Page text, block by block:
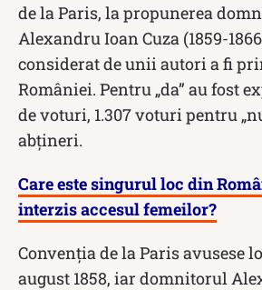
de la Paris, la propunerea
Alexandru Ioan Cuza (1859-
considerat de unii autori a fi
României. Pentru „da” au fost
de voturi, 1.307 voturi pentru
abțineri.
Care este singurul loc din
interzis accesul femeilor?
Convenția de la Paris avusese
august 1858, iar domnitorul